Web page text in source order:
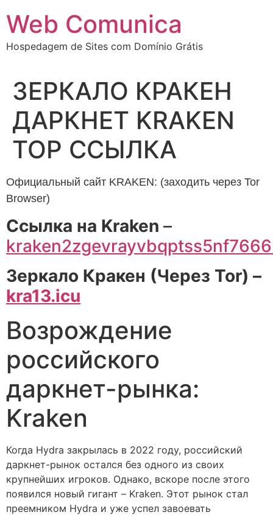
para
conteúdo
Web Comunica
Hospedagem de Sites com Domínio Grátis
ЗЕРКАЛО КРАКЕН
ДАРКНЕТ KRAKEN
ТОР ССЫЛКА
Официальный сайт KRAKEN: (заходить через Tor
Browser)
Cсылка на Kraken –
Зеркало Кракен (Через Tor) –
kra13.icu
Возрождение
российского
даркнет-рынка:
Kraken
Когда Hydra закрылась в 2022 году, российский
даркнет-рынок остался без одного из своих
крупнейших игроков. Однако, вскоре после этого
появился новый гигант – Kraken. Этот рынок стал
преемником Hydra и уже успел завоевать